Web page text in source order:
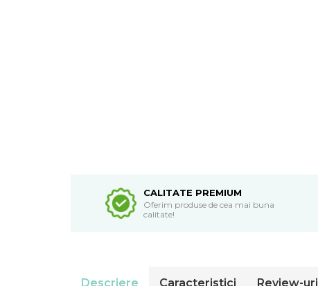
CALITATE PREMIUM
Oferim produse de cea mai buna
calitate!
Descriere Caracteristici Review-uri